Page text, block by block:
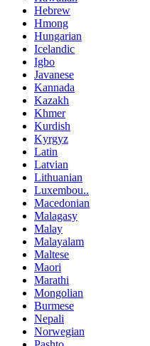
Hebrew
Hmong
Hungarian
Icelandic
Igbo
Javanese
Kannada
Kazakh
Khmer
Kurdish
Kyrgyz
Latin
Latvian
Lithuanian
Luxembou..
Macedonian
Malagasy
Malay
Malayalam
Maltese
Maori
Marathi
Mongolian
Burmese
Nepali
Norwegian